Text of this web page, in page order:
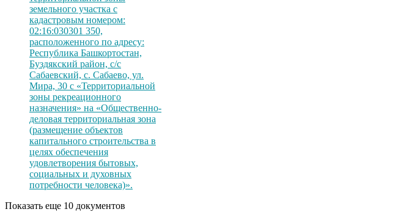
земельного участка с
кадастровым номером:
02:16:030301 350,
расположенного по адресу:
Республика Башкортостан,
Буздякский район, с/с
Сабаевский, с. Сабаево, ул.
Мира, 30 с «Территориальной
зоны рекреационного
назначения» на «Общественно-
деловая территориальная зона
(размещение объектов
капитального строительства в
целях обеспечения
удовлетворения бытовых,
социальных и духовных
потребности человека)».
Показать еще 10 документов